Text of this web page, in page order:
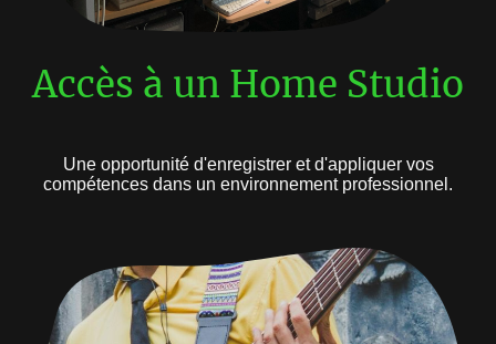
Accès à un Home Studio
Une opportunité d'enregistrer et d'appliquer vos
compétences dans un environnement professionnel.